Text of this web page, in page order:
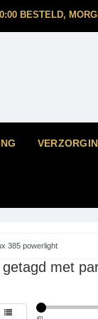
BESTELD,
385 powerlight
met